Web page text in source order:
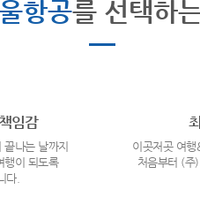
항공를 선택하
임감
나는 날까지
행이 되도록
다.
이곳저곳 여행
처음부터 (주